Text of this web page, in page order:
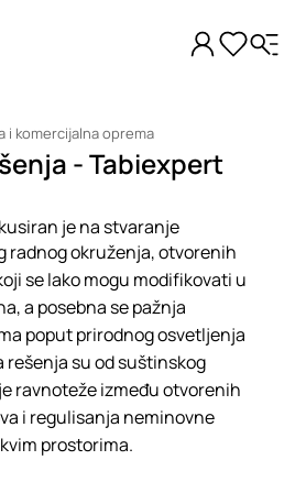
i komercijalna oprema
- Tabiexpert
je na stvaranje
radnog okruženja, otvorenih
se lako mogu modifikovati u
a posebna se pažnja
poput prirodnog osvetljenja
rešenja su od suštinskog
ravnoteže između otvorenih
i regulisanja neminovne
prostorima.